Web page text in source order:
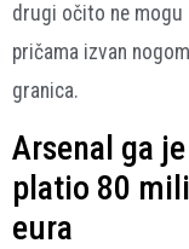
drugi očito ne
pričama izvan
granica.
Arsenal ga je
platio 80
eura